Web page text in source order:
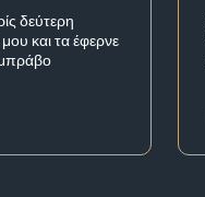
δεύτερη
και τα έφερνε